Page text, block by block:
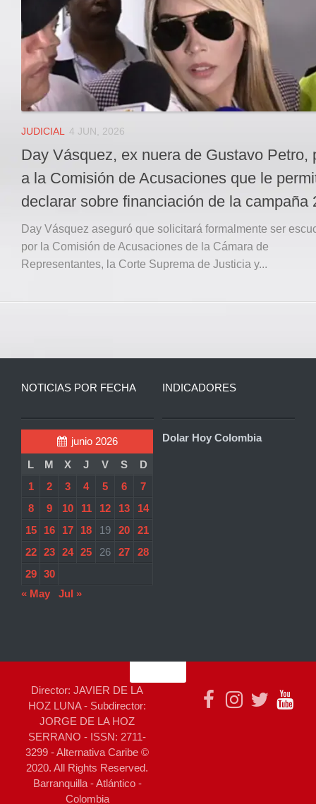
JUDICIAL 4 JUN, 2026
Day Vásquez, ex nuera de Gustavo Petro,
a la Comisión de Acusaciones que le
declarar sobre financiación de la campaña
Day Vásquez aseguró que solicitará formalmente ser
por la Comisión de Acusaciones de la Cámara de
Representantes, la Corte Suprema de Justicia y...
NOTICIAS POR FECHA
junio 2026
L
M X J V S
D
1
2 3 4 5 6
7
8
9 10 11 12 13
14
15
16 17 18 19 20
21
22
23 24 25 26 27
28
29
30
« May
Jul »
INDICADORES
Dolar Hoy Colombia
Director: JAVIER DE LA
HOZ LUNA - Subdirector:
JORGE DE LA HOZ
SERRANO - ISSN: 2711-
3299 - Alternativa Caribe ©
2020. All Rights Reserved.
Barranquilla - Atlántico -
Colombia